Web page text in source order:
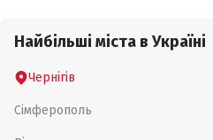
Найбільші міста в Україні
Чернігів
Сімферополь